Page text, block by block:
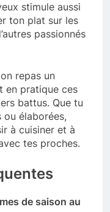
stimule aussi
ton plat sur les
passionnés
repas un
en pratique ces
battus. Que tu
élaborées,
à cuisiner et à
tes proches.
de saison au